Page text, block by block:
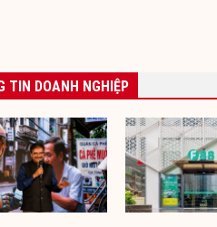
TIN DOANH NGHIỆP